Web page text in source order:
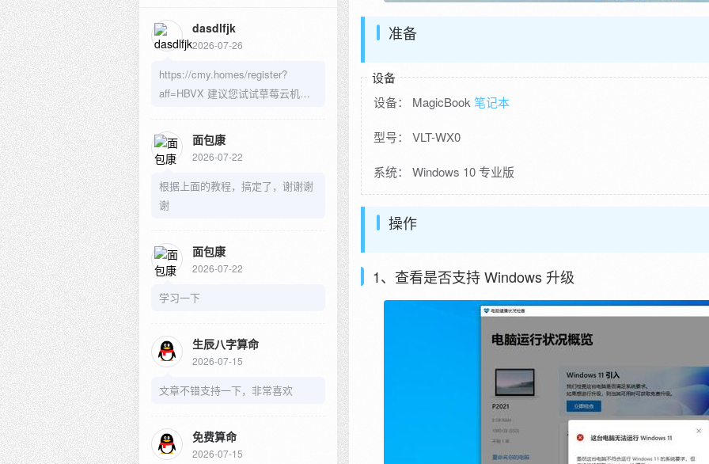
dasdlfjk
2026-07-26
https://cmy.homes/register?
aff=HBVX 建议您试试草莓云机
tiktok，上reddit/x也没有问题，还
有各种ai优化节点。
面包康
2026-07-22
根据上面的教程，搞定了，谢谢谢
谢
面包康
2026-07-22
学习一下
生辰八字算命
2026-07-15
文章不错支持一下，非常喜欢
免费算命
2026-07-15
准备
设备
设备： MagicBook 笔记本
型号： VLT-WX0
系统： Windows 10 专业版
操作
1、查看是否支持 Windows 升级